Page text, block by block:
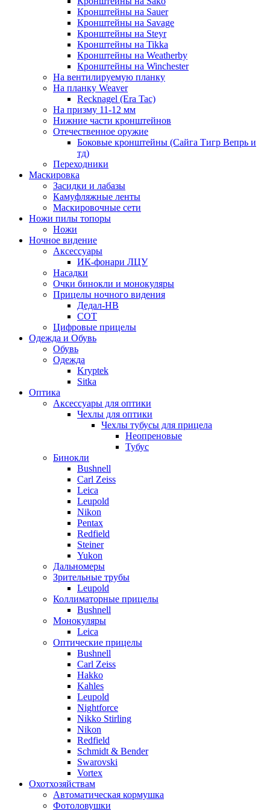
Кронштейны на Sauer
Кронштейны на Savage
Кронштейны на Steyr
Кронштейны на Tikka
Кронштейны на Weatherby
Кронштейны на Winchester
На вентилируемую планку
На планку Weaver
Recknagel (Era Tac)
На призму 11-12 мм
Нижние части кронштейнов
Отечественное оружие
Боковые кронштейны (Сайга Тигр Вепрь и
тд)
Переходники
Маскировка
Засидки и лабазы
Камуфляжные ленты
Маскировочные сети
Ножи пилы топоры
Ножи
Ночное видение
Аксессуары
ИК-фонари ЛЦУ
Насадки
Очки бинокли и монокуляры
Прицелы ночного видения
Дедал-НВ
СОТ
Цифровые прицелы
Одежда и Обувь
Обувь
Одежда
Kryptek
Sitka
Оптика
Аксессуары для оптики
Чехлы для оптики
Чехлы тубусы для прицела
Неопреновые
Тубус
Бинокли
Bushnell
Carl Zeiss
Leica
Leupold
Nikon
Pentax
Redfield
Steiner
Yukon
Дальномеры
Зрительные трубы
Leupold
Коллиматорные прицелы
Bushnell
Монокуляры
Leica
Оптические прицелы
Bushnell
Carl Zeiss
Hakko
Kahles
Leupold
Nightforce
Nikko Stirling
Nikon
Redfield
Schmidt & Bender
Swarovski
Vortex
Охотхозяйствам
Автоматическая кормушка
Фотоловушки